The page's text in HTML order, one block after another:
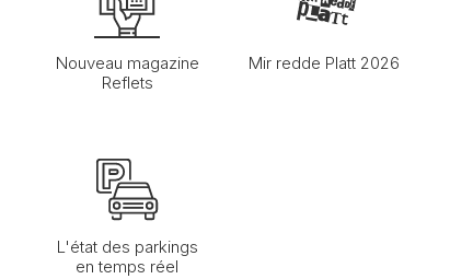
Nouveau magazine
Reflets
Mir redde Platt 2026
L'état des parkings
en temps réel